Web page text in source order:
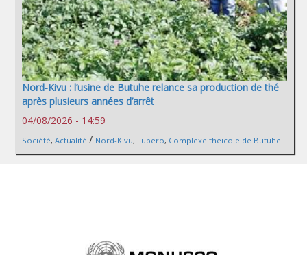
Nord-Kivu : l’usine de Butuhe relance sa production de thé
après plusieurs années d’arrêt
04/08/2026 - 14:59
Société, Actualité / Nord-Kivu, Lubero, Complexe théicole de Butuhe